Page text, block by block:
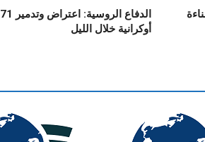
أوكرانية خلال الليل